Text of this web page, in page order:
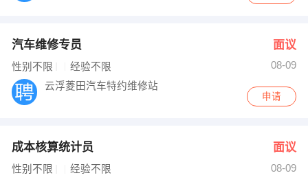
汽车维修专员 面议
性别不限 经验不限
08-09
云浮菱田汽车特约维修站
申请
成本核算统计员 面议
性别不限 经验不限
08-09